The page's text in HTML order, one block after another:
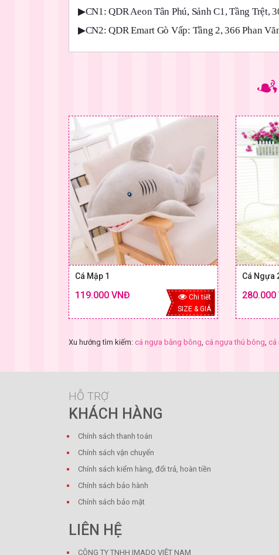
▶CN1: QDR Aeon Tân Phú, Sảnh C1, Tầng Trệt,
▶CN2: QDR Emart Gò Vấp: Tầng 2, 366 Phan
Cá Mập 1
119.000 VNĐ
Chi tiết
SIZE & GIÁ
Cá Ngựa
280.000
Xu hướng tìm kiếm: cá ngựa bằng bông, cá ngựa thú bông, cá
HỖ TRỢ
KHÁCH HÀNG
Chính sách thanh toán
Chính sách vận chuyển
Chính sách kiểm hàng, đổi trả, hoàn tiền
Chính sách bảo hành
Chính sách bảo mật
LIÊN HỆ
CÔNG TY TNHH IMADO VIỆT NAM